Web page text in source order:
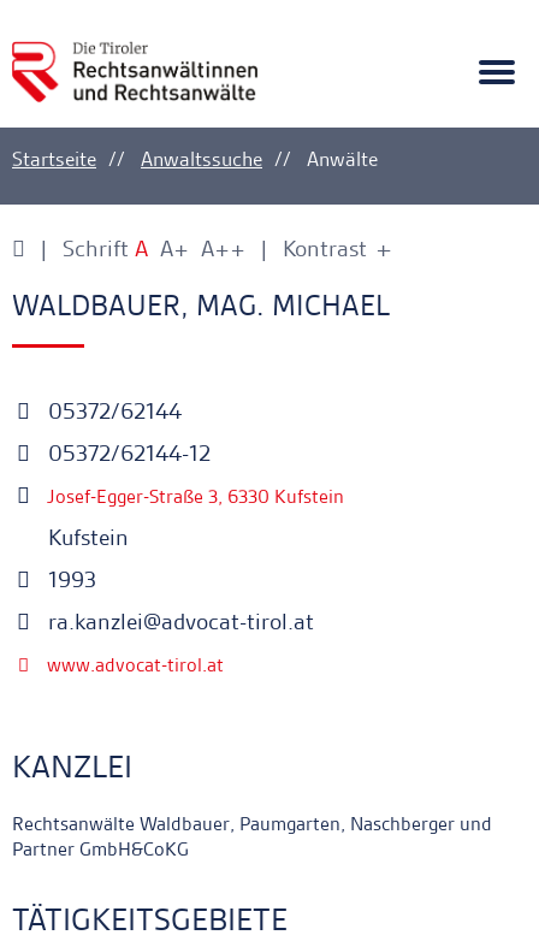
Ankerlink
Startseite Anwaltssuche Anwälte
Schrift A A+ A++ Kontrast +
-
Ankerlink
WALDBAUER, MAG. MICHAEL
05372/62144
05372/62144-12
Josef-Egger-Straße 3, 6330 Kufstein
Kufstein
1993
ra.kanzlei@advocat-tirol.at
www.advocat-tirol.at
KANZLEI
Rechtsanwälte Waldbauer, Paumgarten, Naschberger und
Partner GmbH&CoKG
TÄTIGKEITSGEBIETE